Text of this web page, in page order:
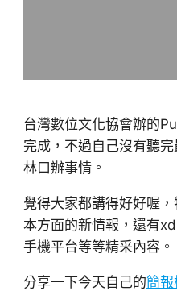
台灣數位文化協會辦的
完成，不過自己沒有聽
林口辦事情。
覺得大家都講得好好喔
本方面的新情報，還有
手機平台等等精采內容。
分享一下今天自己的簡報